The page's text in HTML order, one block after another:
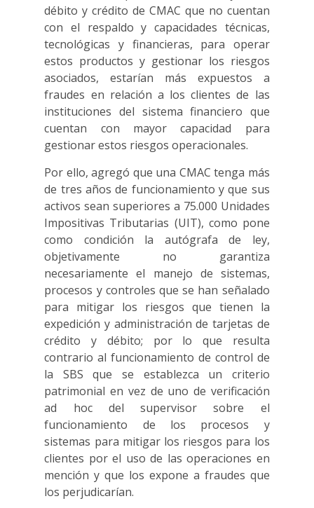
débito y crédito de CMAC que no cuentan
con el respaldo y capacidades técnicas,
tecnológicas y financieras, para operar
estos productos y gestionar los riesgos
asociados, estarían más expuestos a
fraudes en relación a los clientes de las
instituciones del sistema financiero que
cuentan con mayor capacidad para
gestionar estos riesgos operacionales.
Por ello, agregó que una CMAC tenga más
de tres años de funcionamiento y que sus
activos sean superiores a 75.000 Unidades
Impositivas Tributarias (UIT), como pone
como condición la autógrafa de ley,
objetivamente no garantiza
necesariamente el manejo de sistemas,
procesos y controles que se han señalado
para mitigar los riesgos que tienen la
expedición y administración de tarjetas de
crédito y débito; por lo que resulta
contrario al funcionamiento de control de
la SBS que se establezca un criterio
patrimonial en vez de uno de verificación
ad hoc del supervisor sobre el
funcionamiento de los procesos y
sistemas para mitigar los riesgos para los
clientes por el uso de las operaciones en
mención y que los expone a fraudes que
los perjudicarían.